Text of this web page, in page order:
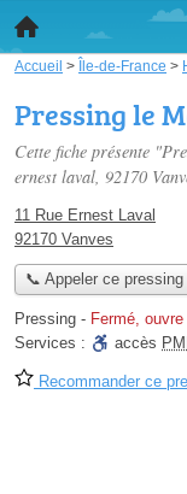
Accueil > Île-de-France >
Pressing le
Cette fiche présente
ernest laval, 92170
11 Rue Ernest Laval
92170 Vanves
📞 Appeler ce pressing
Pressing - Fermé,
Services :
accès
Recommander ce